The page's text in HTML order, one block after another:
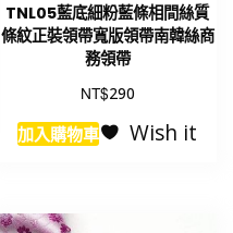
TNL05藍底細粉藍條相間絲質
條紋正裝領帶寬版領帶南韓絲商
務領帶
NT$290
加入購物車 Wish it